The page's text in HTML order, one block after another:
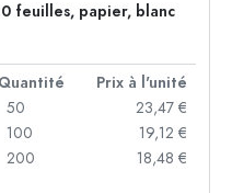
feuilles, papier, blanc
Quantité
Prix à l'unité
50
23,47 €
100
19,12 €
200
18,48 €